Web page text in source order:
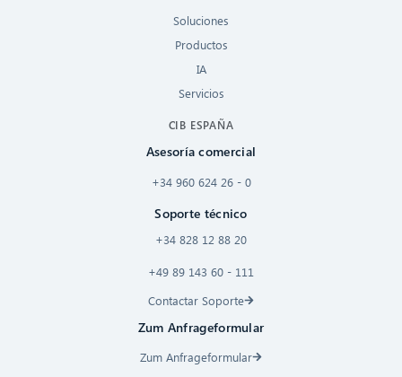
Soluciones
Productos
IA
Servicios
CIB ESPAÑA
Asesoría comercial
+34 960 624 26 - 0
Soporte técnico
+34 828 12 88 20
+49 89 143 60 - 111
Contactar Soporte
Zum Anfrageformular
Zum Anfrageformular